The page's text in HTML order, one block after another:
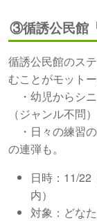
③循誘公民館
循誘公民館のス
むことがモット
・幼児からシ
（ジャンル不問）
・日々の練習
の連弾も。
日時：11/22
内）
対象：どな